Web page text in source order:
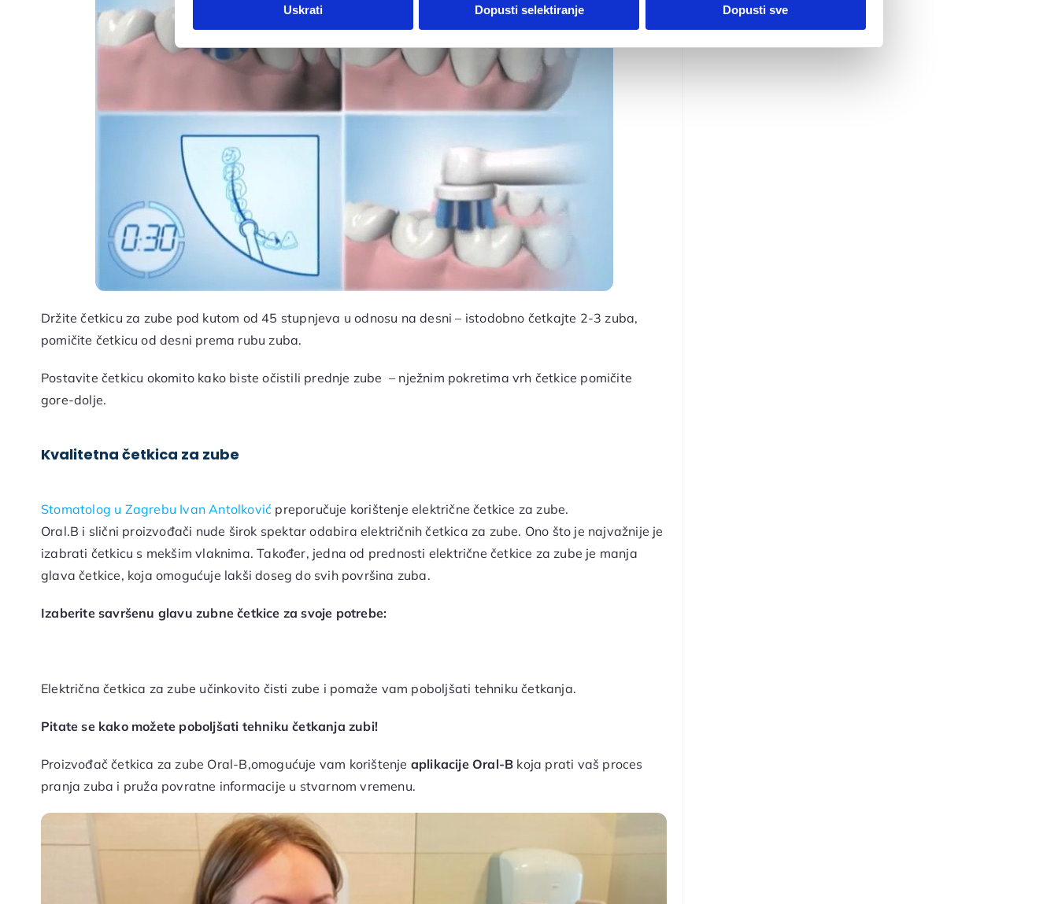
Uskrati Dopusti selektiranje Dopusti sve
Držite četkicu za zube pod kutom od 45 stupnjeva u odnosu na desni – istodobno četkajte 2-3 zuba,
pomičite četkicu od desni prema rubu zuba.
Postavite četkicu okomito kako biste očistili prednje zube – nježnim pokretima vrh četkice pomičite
gore-dolje.
Kvalitetna četkica za zube
Stomatolog u Zagrebu Ivan Antolković preporučuje korištenje električne četkice za zube.
Oral.B i slični proizvođači nude širok spektar odabira električnih četkica za zube. Ono što je najvažnije je
izabrati četkicu s mekšim vlaknima. Također, jedna od prednosti električne četkice za zube je manja
glava četkice, koja omogućuje lakši doseg do svih površina zuba.
Izaberite savršenu glavu zubne četkice za svoje potrebe:
Električna četkica za zube učinkovito čisti zube i pomaže vam poboljšati tehniku četkanja.
Pitate se kako možete poboljšati tehniku četkanja zubi!
Proizvođač četkica za zube Oral-B,omogućuje vam korištenje aplikacije Oral-B koja prati vaš proces
pranja zuba i pruža povratne informacije u stvarnom vremenu.